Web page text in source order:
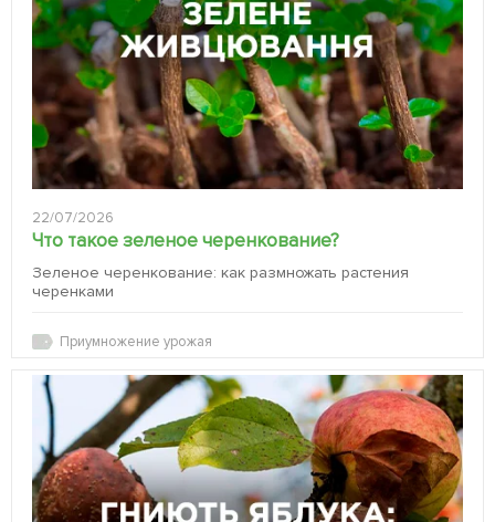
22/07/2026
Что такое зеленое черенкование?
Зеленое черенкование: как размножать растения
черенками
Приумножение урожая